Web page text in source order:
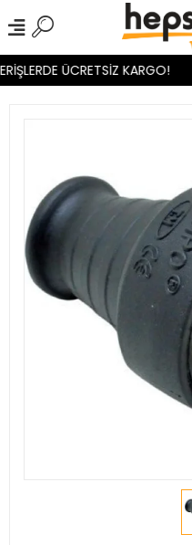
ÜCRETSİZ KARGO!